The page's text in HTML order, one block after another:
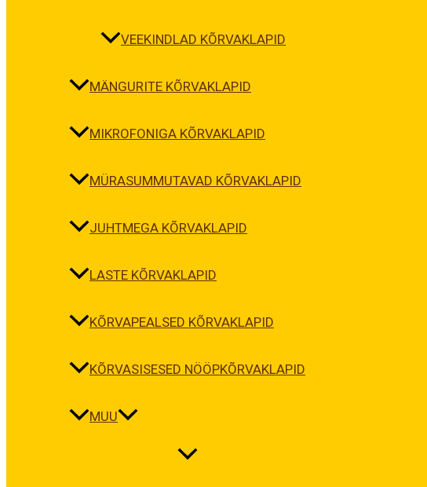
VEEKINDLAD KÕRVAKLAPID
MÄNGURITE KÕRVAKLAPID
MIKROFONIGA KÕRVAKLAPID
MÜRASUMMUTAVAD KÕRVAKLAPID
JUHTMEGA KÕRVAKLAPID
LASTE KÕRVAKLAPID
KÕRVAPEALSED KÕRVAKLAPID
KÕRVASISESED NÖÖPKÕRVAKLAPID
MUU